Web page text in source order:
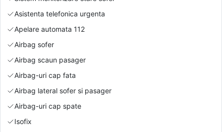
Asistenta telefonica urgenta
Apelare automata 112
Airbag sofer
Airbag scaun pasager
Airbag-uri cap fata
Airbag lateral sofer si pasager
Airbag-uri cap spate
Isofix